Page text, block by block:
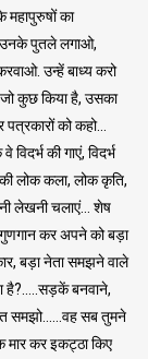
महापुरुषों का
उनके पुतले लगाओ,
उन्हें बाध्य करो
जो कुछ किया है, उसका
को कहो…
की गाएं, विदर्भ
की लोक कला, लोक कृति,
लेखनी चलाएं… शेष
कर अपने को बड़ा
बड़ा नेता समझने वाले
है?…..सड़कें बनवाने,
समझो……वह सब तुमने
मार कर इकट्ठा किए